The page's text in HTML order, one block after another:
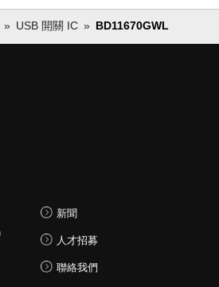
USB 開關 IC BD11670GWL
新聞
人才招募
聯絡我們